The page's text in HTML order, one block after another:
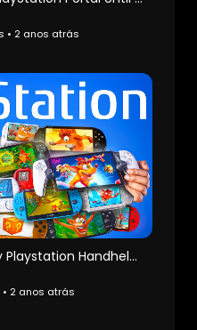
• 2 anos atrás
I bought every Playstation Handheld EVER!
2 anos atrás